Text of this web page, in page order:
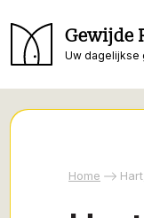
Gewijde
Uw dagelijkse
Home